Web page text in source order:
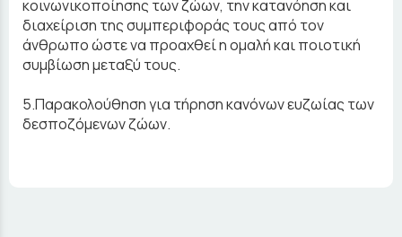
κοινωνικοποίησης των ζώων, την κατανόηση και
διαχείριση της συμπεριφοράς τους από τον
άνθρωπο ώστε να προαχθεί η ομαλή και ποιοτική
συμβίωση μεταξύ τους.
5.Παρακολούθηση για τήρηση κανόνων ευζωίας των
δεσποζόμενων ζώων.